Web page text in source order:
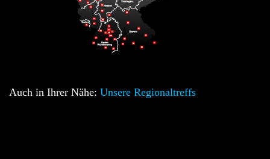
Auch in Ihrer Nähe: Unsere Regionaltreffs